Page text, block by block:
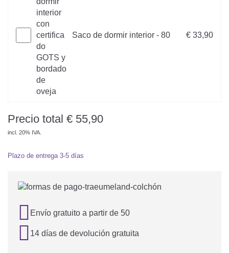
Saco de dormir interior - 80 € 33,90
Precio total € 55,90
incl. 20% IVA.
Plazo de entrega 3-5 días
 Envío gratuito a partir de 50
 14 días de devolución gratuita